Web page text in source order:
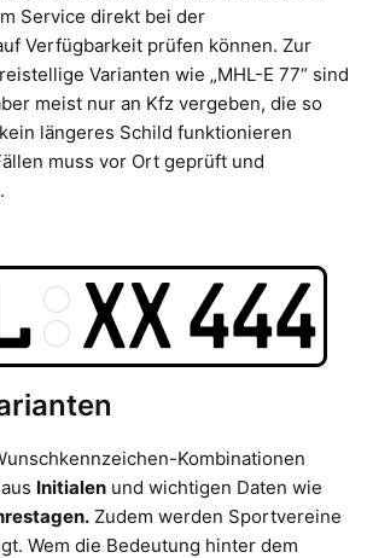
Service direkt bei der
Verfügbarkeit prüfen können. Zur
Varianten wie „MHL-E 77“ sind
meist nur an Kfz vergeben, die so
längeres Schild funktionieren
muss vor Ort geprüft und
Kombinationen
Initialen und wichtigen Daten wie
Zudem werden Sportvereine
Wem die Bedeutung hinter dem